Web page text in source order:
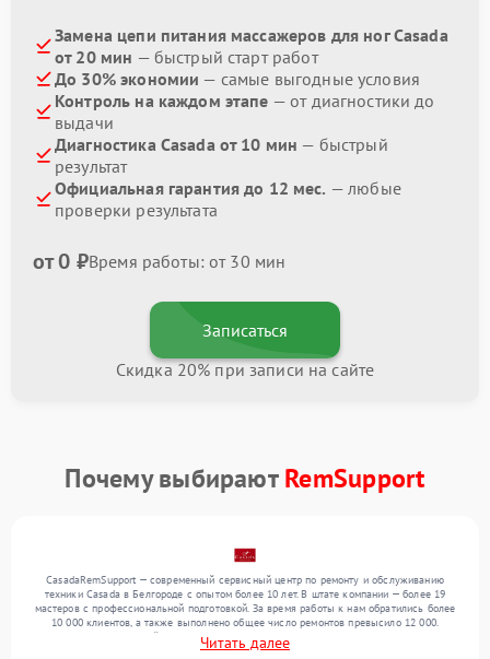
Замена цепи питания массажеров для ног Casada
от 20 мин — быстрый старт работ
До 30% экономии — самые выгодные условия
Контроль на каждом этапе — от диагностики до
выдачи
Диагностика Casada от 10 мин — быстрый
результат
Официальная гарантия до 12 мес. — любые
проверки результата
от 0 ₽Время работы: от 30 мин
Записаться
Скидка 20% при записи на сайте
Почему выбираютRemSupport
CasadaRemSupport — современный сервисный центр по ремонту и обслуживанию
техники Casada в Белгороде с опытом более 10 лет. В штате компании — более 19
мастеров с профессиональной подготовкой. За время работы к нам обратились более
10 000 клиентов, а также выполнено общее число ремонтов превысило 12 000.
Ежемесячно в сервисный центр поступает свыше 300 единиц техники, включая , , . Мы
беремся за задачи любой сложности и гарантируем высокое качество обслуживания
Читать далее